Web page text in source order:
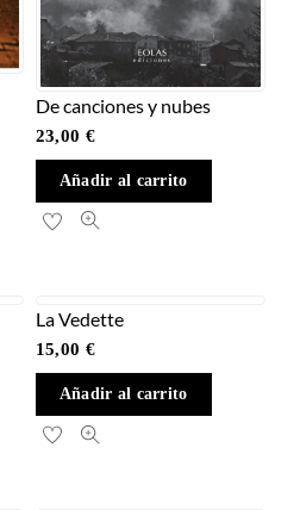
De canciones y nubes
23,00 €
Añadir al carrito
La Vedette
15,00 €
Añadir al carrito